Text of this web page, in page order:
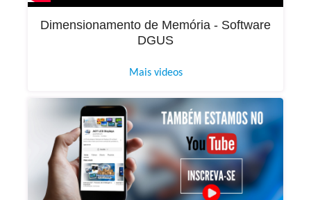
Dimensionamento de Memória - Software
DGUS
Mais videos